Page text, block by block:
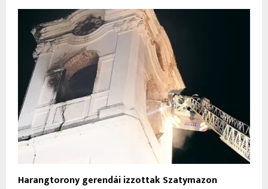
Harangtorony gerendái izzottak Szatymazon